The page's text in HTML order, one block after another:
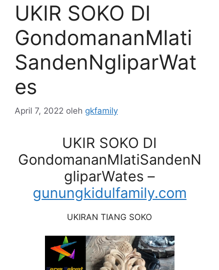
UKIR SOKO DI
GondomananMlati
SandenNgliparWat
es
April 7, 2022 oleh gkfamily
UKIR SOKO DI
GondomananMlatiSandenN
gliparWates –
gunungkidulfamily.com
UKIRAN TIANG SOKO